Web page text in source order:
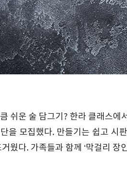
쉬운 술 담그기 ? 한라 클래스에
을 모집했다. 만들기는 쉽고 시
웠다. 가족들과 함께 ‘막걸리 장